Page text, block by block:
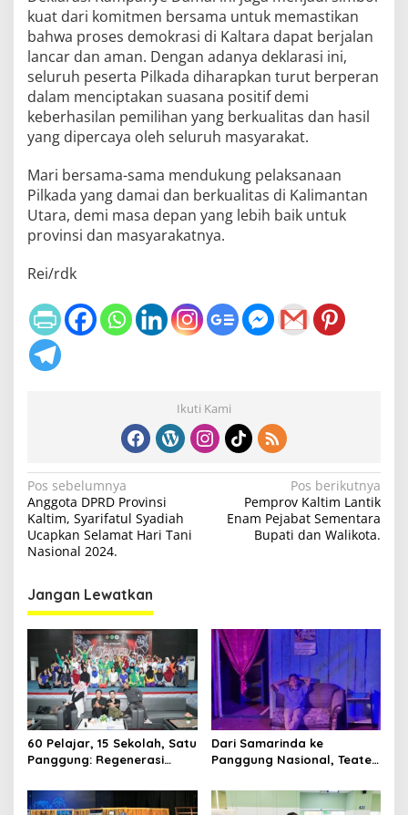
kuat dari komitmen bersama untuk memastikan
bahwa proses demokrasi di Kaltara dapat berjalan
lancar dan aman. Dengan adanya deklarasi ini,
seluruh peserta Pilkada diharapkan turut berperan
dalam menciptakan suasana positif demi
keberhasilan pemilihan yang berkualitas dan hasil
yang dipercaya oleh seluruh masyarakat.
Mari bersama-sama mendukung pelaksanaan
Pilkada yang damai dan berkualitas di Kalimantan
Utara, demi masa depan yang lebih baik untuk
provinsi dan masyarakatnya.
Rei/rdk
Ikuti Kami
N
a
v
i
g
a
i
p
o
s
Pos sebelumnya
Anggota DPRD Provinsi
Kaltim, Syarifatul Syadiah
Ucapkan Selamat Hari Tani
Nasional 2024.
Pos berikutnya
Pemprov Kaltim Lantik
Enam Pejabat Sementara
Bupati dan Walikota.
Jangan Lewatkan
60 Pelajar, 15 Sekolah, Satu
Panggung: Regenerasi
Jalannya
Dari Samarinda ke
Panggung Nasional, Teater
Kalimantan ke FTRN ISI
Yogyakarta